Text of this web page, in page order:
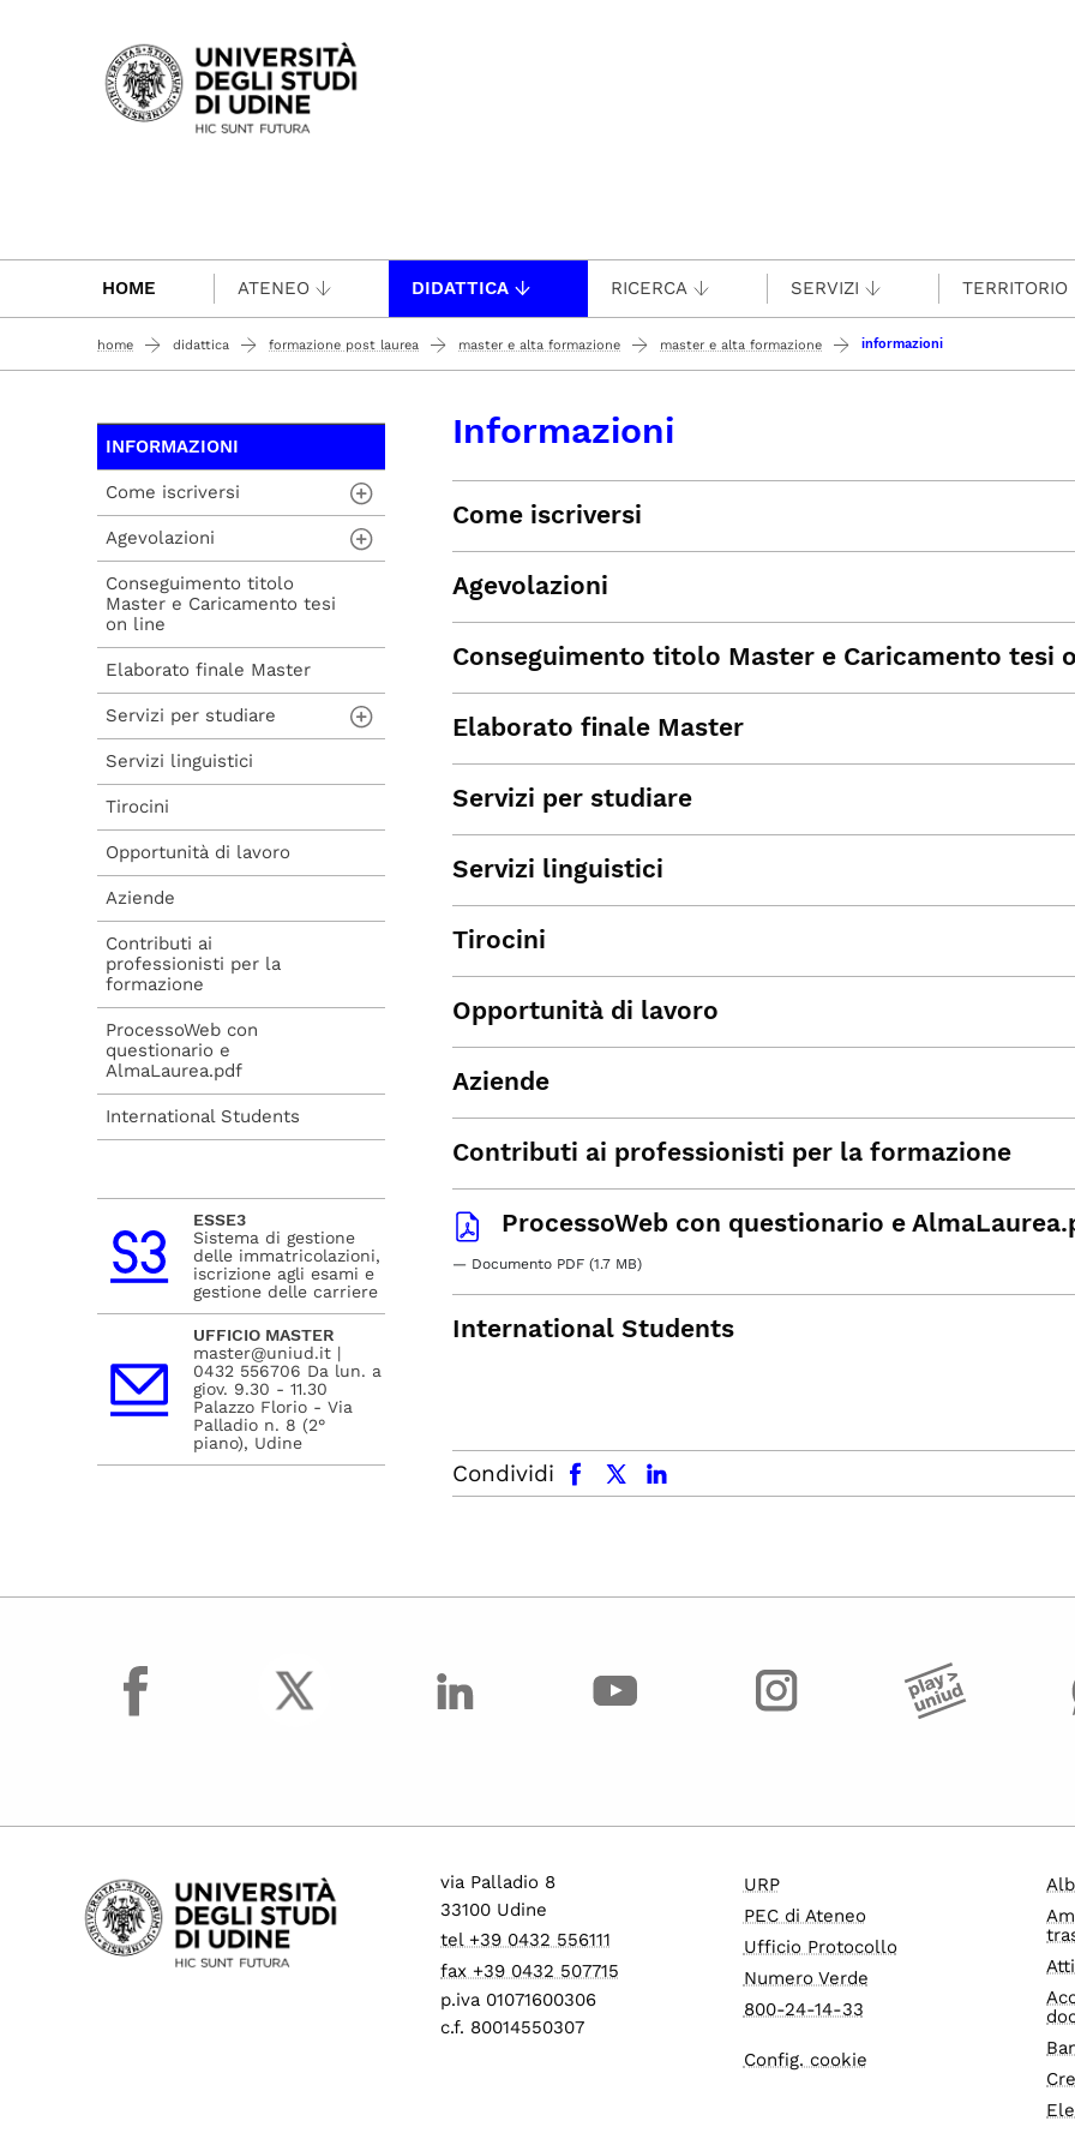
Passa al contenuto principale
HOME ATENEO DIDATTICA RICERCA SERVIZI
home didattica formazione post laurea master e alta formazione master e alta formazione informazioni
Informazioni
Come iscriversi
Agevolazioni
Conseguimento titolo Master e Caricamento tesi
Elaborato finale Master
Servizi per studiare
Servizi linguistici
Tirocini
Opportunità di lavoro
Aziende
Contributi ai professionisti per la formazione
ProcessoWeb con questionario e
— Documento PDF (1.7 MB)
International Students
Condividi
facebook x.com linkedin
INFORMAZIONI
Come iscriversi
Procedura di
ammissione
Procedura di iscrizione
a seguito di
ammissione
Procedura di iscrizione
diretta
Agevolazioni
Carta del Docente
Voucher 2025
Voucher 2026
Conseguimento titolo
Master e Caricamento tesi
on line
Elaborato finale Master
Servizi per studiare
Aule studio e
informatiche
Biblioteche
Servizi linguistici
Tirocini
Opportunità di lavoro
Aziende
Contributi ai
professionisti per la
formazione
ProcessoWeb con
questionario e
AlmaLaurea.pdf
International Students
ESSE3
Sistema di gestione
delle immatricolazioni,
iscrizione agli esami e
gestione delle carriere
UFFICIO MASTER
master@uniud.it |
0432 556706 Da lun. a
giov. 9.30 - 11.30
Palazzo Florio - Via
Palladio n. 8 (2°
piano), Udine
facebook
via Palladio 8
33100 Udine
tel +39 0432 556111
fax +39 0432 507715
p.iva 01071600306
c.f. 80014550307
URP
PEC di Ateneo
Ufficio Protocollo
Numero Verde
800-24-14-33
Config. cookie